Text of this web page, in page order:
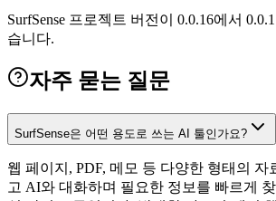
SurfSense 프로젝트 버전이 0.0.16에서
습니다.
자주 묻는 질문
SurfSense은 어떤 용도로 쓰는 AI 툴인가요?
웹 페이지, PDF, 메모 등 다양한 형태의 자
고 AI와 대화하며 필요한 정보를 빠르게